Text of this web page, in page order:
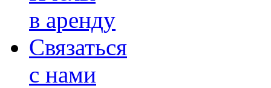
в аренду
Связаться
с нами